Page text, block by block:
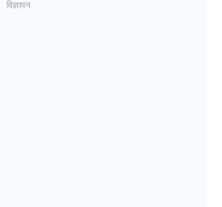
विज्ञापन